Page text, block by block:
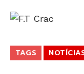
TAGS